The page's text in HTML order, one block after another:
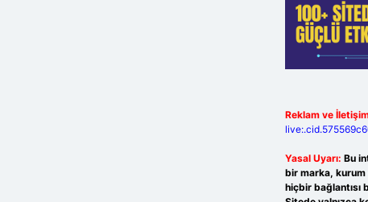
Reklam ve
Yasal Uyarı: Bu
bir marka, kurum
hiçbir bağlantısı